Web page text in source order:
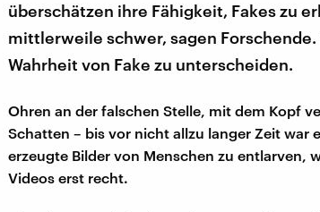
überschätzen ihre Fähigkeit, Fakes zu
mittlerweile schwer, sagen
Wahrheit von Fake zu unterscheiden.
Ohren an der falschen Stelle, mit dem Kopf
Schatten – bis vor nicht allzu langer Zeit war
erzeugte Bilder von Menschen zu entlarven,
Videos erst recht.